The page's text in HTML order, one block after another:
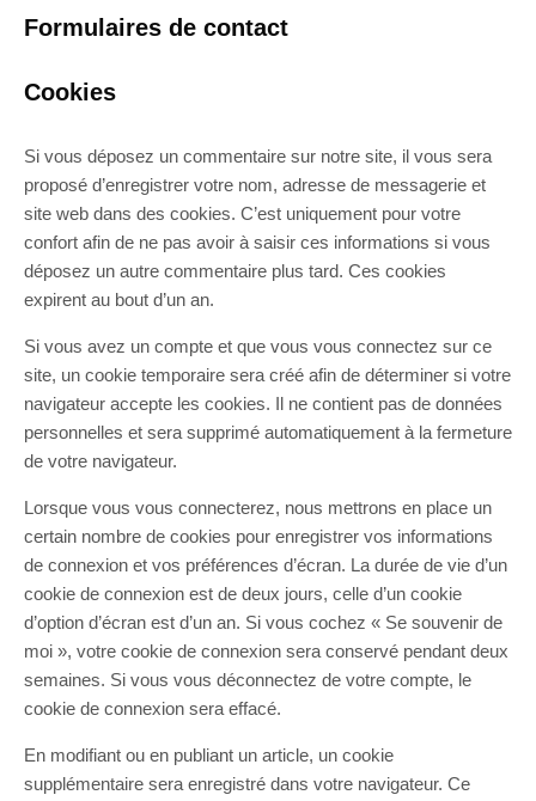
Formulaires de contact
Cookies
Si vous déposez un commentaire sur notre site, il vous sera
proposé d’enregistrer votre nom, adresse de messagerie et
site web dans des cookies. C’est uniquement pour votre
confort afin de ne pas avoir à saisir ces informations si vous
déposez un autre commentaire plus tard. Ces cookies
expirent au bout d’un an.
Si vous avez un compte et que vous vous connectez sur ce
site, un cookie temporaire sera créé afin de déterminer si votre
navigateur accepte les cookies. Il ne contient pas de données
personnelles et sera supprimé automatiquement à la fermeture
de votre navigateur.
Lorsque vous vous connecterez, nous mettrons en place un
certain nombre de cookies pour enregistrer vos informations
de connexion et vos préférences d’écran. La durée de vie d’un
cookie de connexion est de deux jours, celle d’un cookie
d’option d’écran est d’un an. Si vous cochez « Se souvenir de
moi », votre cookie de connexion sera conservé pendant deux
semaines. Si vous vous déconnectez de votre compte, le
cookie de connexion sera effacé.
En modifiant ou en publiant un article, un cookie
supplémentaire sera enregistré dans votre navigateur. Ce